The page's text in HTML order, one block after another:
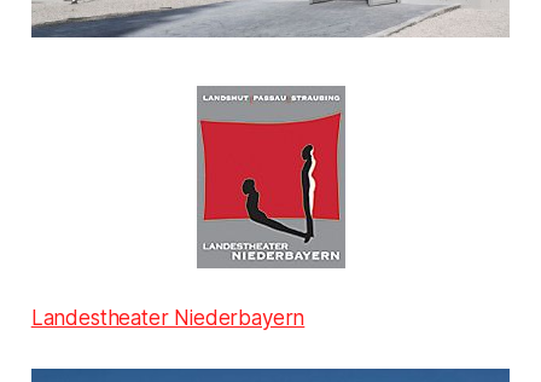
Landestheater Niederbayern